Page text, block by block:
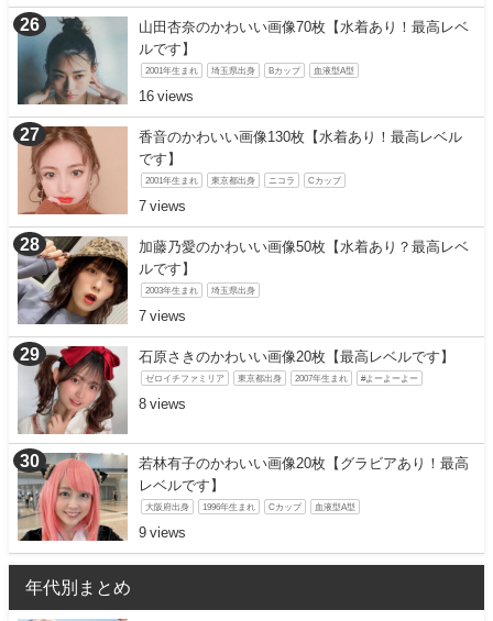
山田杏奈のかわいい画像70枚【水着あり！最高レベ
ルです】
2001年生まれ 埼玉県出身 Bカップ 血液型A型
16
香音のかわいい画像130枚【水着あり！最高レベル
です】
2001年生まれ 東京都出身 ニコラ Cカップ
7
加藤乃愛のかわいい画像50枚【水着あり？最高レベ
ルです】
2003年生まれ 埼玉県出身
7
石原さきのかわいい画像20枚【最高レベルです】
ゼロイチファミリア 東京都出身 2007年生まれ #よーよーよー
8
若林有子のかわいい画像20枚【グラビアあり！最高
レベルです】
大阪府出身 1996年生まれ Cカップ 血液型A型
9
年代別まとめ